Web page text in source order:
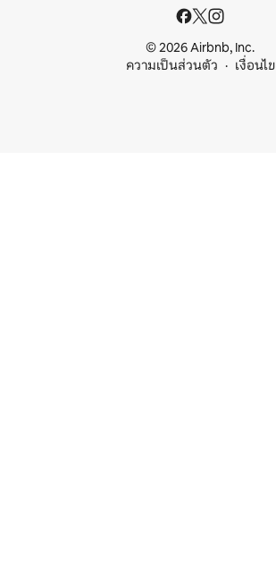
© 2026 Airbnb, Inc.
ความเป็นส่วนตัว
เงื่อนไข